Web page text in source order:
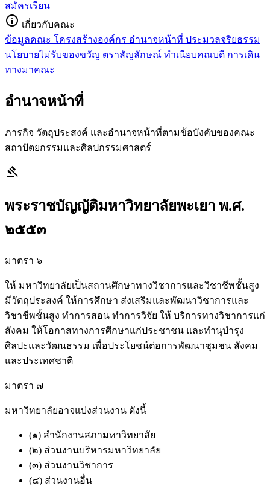
สมัครเรียน
info เกี่ยวกับคณะ
ข้อมูลคณะ โครงสร้างองค์กร อำนาจหน้าที่ ประมวลจริยธรรม
นโยบายไม่รับของขวัญ ตราสัญลักษณ์ ทำเนียบคณบดี การเดิน
ทางมาคณะ
อำนาจหน้าที่
ภารกิจ วัตถุประสงค์ และอำนาจหน้าที่ตามข้อบังคับของคณะ
สถาปัตยกรรมและศิลปกรรมศาสตร์
gavel
พระราชบัญญัติมหาวิทยาลัยพะเยา พ.ศ.
๒๕๕๓
มาตรา ๖
ให้ มหาวิทยาลัยเป็นสถานศึกษาทางวิชาการและวิชาชีพชั้นสูง
มีวัตถุประสงค์ ให้การศึกษา ส่งเสริมและพัฒนาวิชาการและ
วิชาชีพชั้นสูง ทําการสอน ทําการวิจัย ให้ บริการทางวิชาการแก่
สังคม ให้โอกาสทางการศึกษาแก่ประชาชน และทำนุบํารุง
ศิลปะและวัฒนธรรม เพื่อประโยชน์ต่อการพัฒนาชุมชน สังคม
และประเทศชาติ
มาตรา ๗
มหาวิทยาลัยอาจแบ่งส่วนงาน ดังนี้
(๑) สํานักงานสภามหาวิทยาลัย
(๒) ส่วนงานบริหารมหาวิทยาลัย
(๓) ส่วนงานวิชาการ
(๔) ส่วนงานอื่น